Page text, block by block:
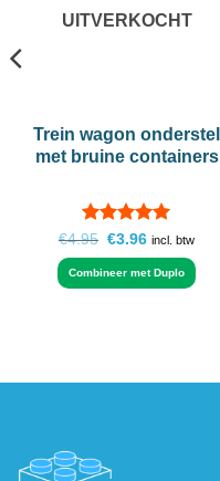
UITVERKOCHT
Trein wagon onderstel
met bruine containers
Gewaardeerd
5uit 5
€4.95 Oorspronkelijke
€4.95.
€3.96Huidige
is:
€3.96.
incl. btw
Combineer met Duplo